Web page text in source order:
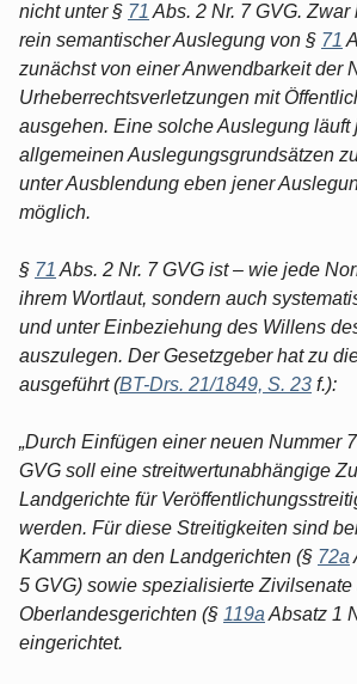
nicht unter § 71 Abs. 2 Nr. 7 GVG.
rein semantischer Auslegung von § 71
zunächst von einer Anwendbarkeit der
Urheberrechtsverletzungen mit
ausgehen. Eine solche Auslegung läuft
allgemeinen Auslegungsgrundsätzen
unter Ausblendung eben jener
möglich.
§ 71 Abs. 2 Nr. 7 GVG ist – wie jede
ihrem Wortlaut, sondern auch
und unter Einbeziehung des Willens
auszulegen. Der Gesetzgeber hat zu
ausgeführt (BT-Drs. 21/1849, S. 23 f.):
„Durch Einfügen einer neuen Nummer
GVG soll eine streitwertunabhängige
Landgerichte für
werden. Für diese Streitigkeiten sind
Kammern an den Landgerichten (§ 72a
5 GVG) sowie spezialisierte Zivilsenate
Oberlandesgerichten (§ 119a Absatz 1
eingerichtet.